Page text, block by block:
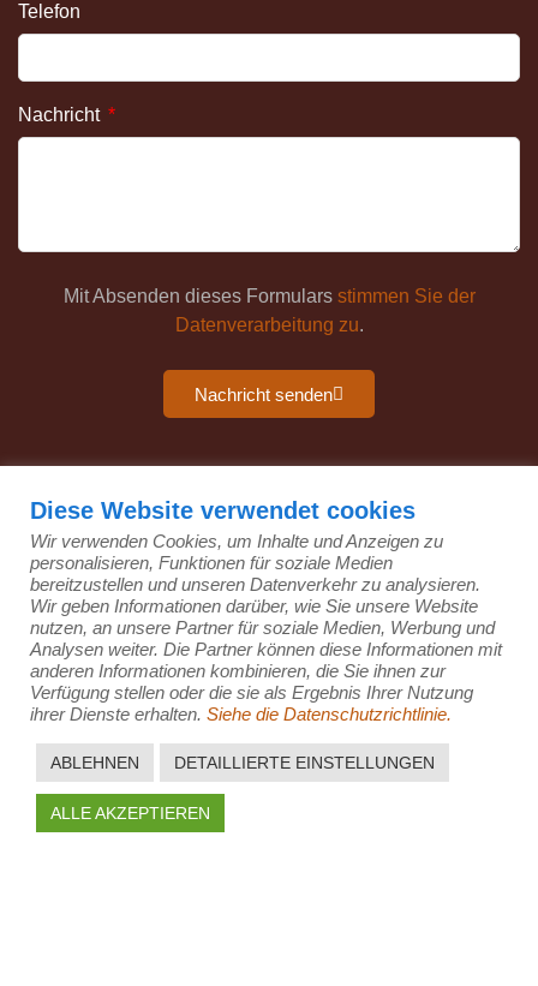
Telefon
Nachricht
Mit Absenden dieses Formulars stimmen Sie der
Datenverarbeitung zu.
Nachricht senden
GDPRRechtliche Bestimmungen
Allgemeine Geschäftsbedingungen
© 2026 Alle Rechte vorbehalten | JELINEK - MDT, a.s. |
Velký Osek
Diese Website verwendet cookies
Wir verwenden Cookies, um Inhalte und Anzeigen zu
personalisieren, Funktionen für soziale Medien
bereitzustellen und unseren Datenverkehr zu analysieren.
Wir geben Informationen darüber, wie Sie unsere Website
nutzen, an unsere Partner für soziale Medien, Werbung und
Analysen weiter. Die Partner können diese Informationen mit
anderen Informationen kombinieren, die Sie ihnen zur
Verfügung stellen oder die sie als Ergebnis Ihrer Nutzung
ihrer Dienste erhalten. Siehe die Datenschutzrichtlinie.
ABLEHNEN DETAILLIERTE EINSTELLUNGEN
ALLE AKZEPTIEREN